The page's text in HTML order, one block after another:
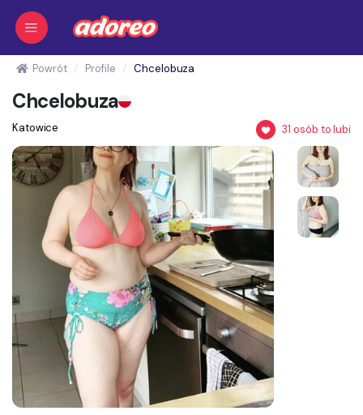
Powrót Profile Chcelobuza
Chcelobuza
Katowice 31 osób to lubi